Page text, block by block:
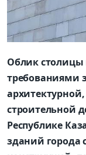
Облик столицы
требованиями
строительной
Республике
зданий города